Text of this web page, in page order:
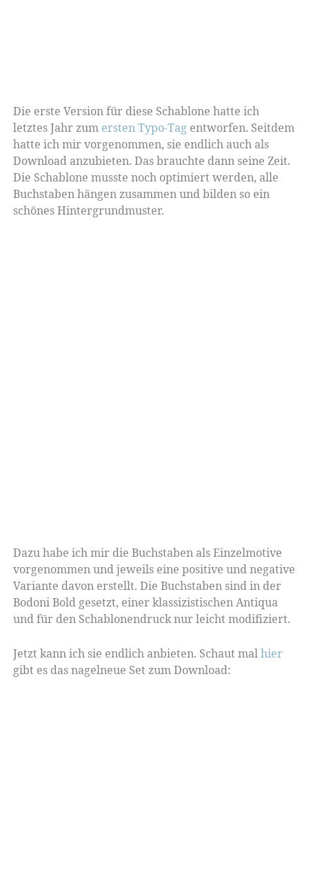
Die erste Version für diese Schablone hatte ich
letztes Jahr zum ersten Typo-Tag entworfen. Seitdem
hatte ich mir vorgenommen, sie endlich auch als
Download anzubieten. Das brauchte dann seine Zeit.
Die Schablone musste noch optimiert werden, alle
Buchstaben hängen zusammen und bilden so ein
schönes Hintergrundmuster.
Dazu habe ich mir die Buchstaben als Einzelmotive
vorgenommen und jeweils eine positive und negative
Variante davon erstellt. Die Buchstaben sind in der
Bodoni Bold gesetzt, einer klassizistischen Antiqua
und für den Schablonendruck nur leicht modifiziert.
Jetzt kann ich sie endlich anbieten. Schaut malhier
gibt es das nagelneue Set zum Download: